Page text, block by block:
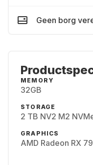
Geen borg
MEMORY
32GB
STORAGE
2 TB NV2 M2
GRAPHICS
AMD Radeon RX